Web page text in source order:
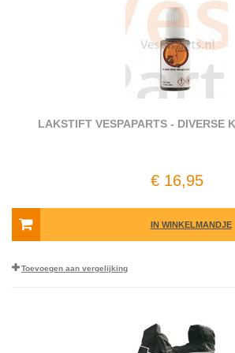
LAKSTIFT VESPAPARTS - DIVERSE
€ 16,95
IN WINKELMANDJE
Toevoegen aan vergelijking